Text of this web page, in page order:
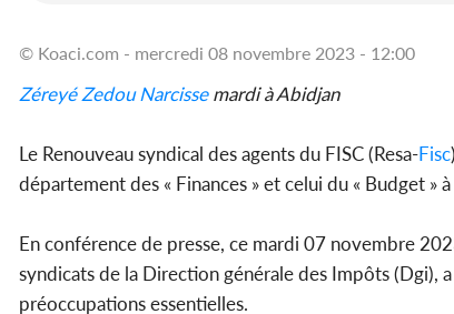
© Koaci.com - mercredi 08 novembre 2023 - 12:00
Zéreyé Zedou Narcissemardi à Abidjan
Le Renouveau syndical des agents du FISC (Resa-Fisc
département des « Finances » et celui du « Budget
En conférence de presse, ce mardi 07 novembre
syndicats de la Direction générale des Impôts (Dgi),
préoccupations essentielles.